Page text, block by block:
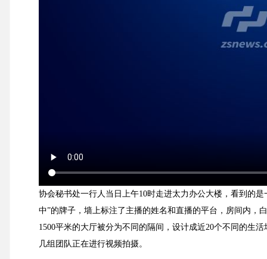
协会秘书处一行人当日上午10时走进太力办公大楼，看到的
中”的牌子，墙上标注了主播的姓名和直播的平台，房间内，
1500平米的大厅被分为不同的隔间，设计成近20个不同的生
几组团队正在进行视频拍摄。